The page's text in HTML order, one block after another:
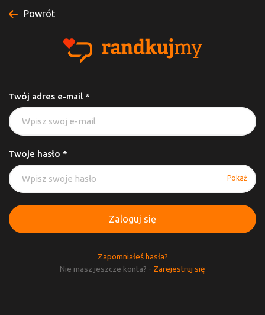
Powrót
Twój adres e-mail *
Twoje hasło *
Pokaż
Zaloguj się
Zapomniałeś hasła?
Nie masz jeszcze konta? - Zarejestruj się